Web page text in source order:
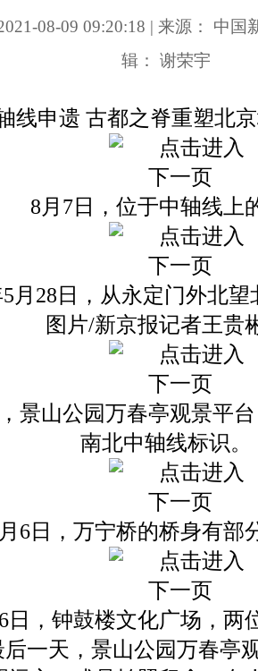
08-09 09:20:18 | 来源： 中国
辑： 谢荣宇
线申遗 古都之脊重塑北
8月7日，位于中轴线上
5月28日，从永定门外北
图片/新京报记者王贵
景山公园万春亭观景平
南北中轴线标识。
6日，万宁桥的桥身有部
日，钟鼓楼文化广场，两
后一天，景山公园万春亭